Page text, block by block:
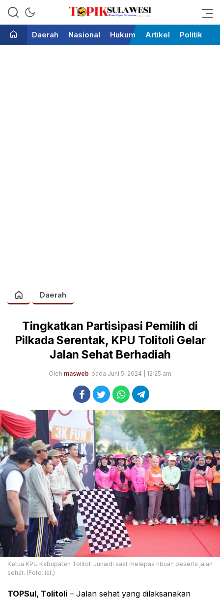
Topik Sulawesi
Bicara Tegas Terpercaya
Daerah
Nasional Hukum Artikel Politik
Daerah
Tingkatkan Partisipasi Pemilih di
Pilkada Serentak, KPU Tolitoli Gelar
Jalan Sehat Berhadiah
Oleh masweb pada Juni 5, 2024 | 12:25 am
Ketua KPU Kabupaten Tolitoli Junaidi saat melepas ribuan peserta jalan
sehat. (Foto: ist.)
TOPSul, Tolitoli – Jalan sehat yang dilaksanakan